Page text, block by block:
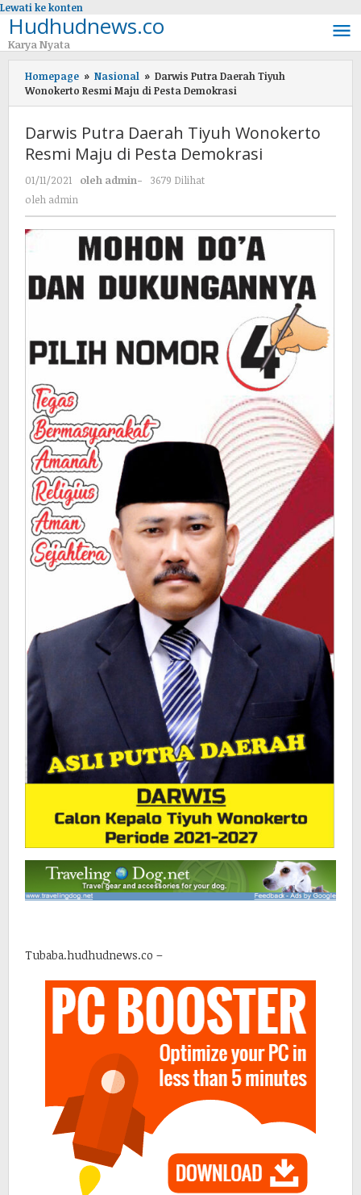
Lewati ke konten
Hudhudnews.co
Karya Nyata
Homepage » Nasional » Darwis Putra Daerah Tiyuh
Wonokerto Resmi Maju di Pesta Demokrasi
Darwis Putra Daerah Tiyuh Wonokerto
Resmi Maju di Pesta Demokrasi
01/11/2021 oleh admin-
3679 Dilihat
oleh admin
Tubaba.hudhudnews.co –